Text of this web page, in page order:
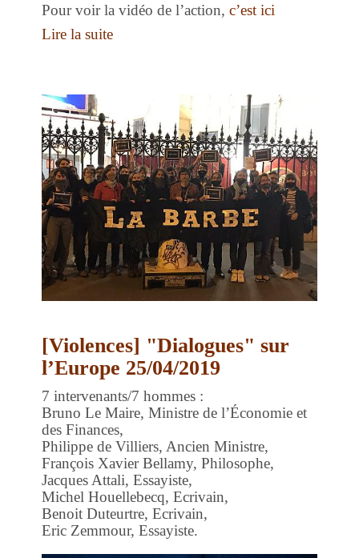
Pour voir la vidéo de l’action,c’est ici
Lire la suite
[Violences] "Dialogues" sur
l’Europe 25/04/2019
7 intervenants/7 hommes :
Bruno Le Maire, Ministre de l’Économie et
des Finances,
Philippe de Villiers, Ancien Ministre,
François Xavier Bellamy, Philosophe,
Jacques Attali, Essayiste,
Michel Houellebecq, Ecrivain,
Benoit Duteurtre, Ecrivain,
Eric Zemmour, Essayiste.